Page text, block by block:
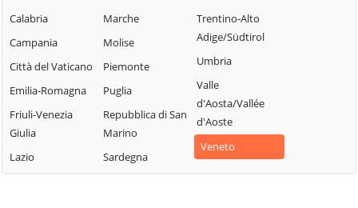
Campodarsego
Campodoro
Camposampiero
Candiana
Carmignano di
Brenta
Cartura
Casale di
Montegrotto
Terme
Padovana
Selvazzano
Dentro
Stanghella
Teolo
Terrassa
Padovana
Calabria
Campania
Città del Vaticano
Emilia-Romagna
Friuli-Venezia
Giulia
Lazio
Marche
Molise
Piemonte
Puglia
Repubblica di San
Marino
Sardegna
Trentino-Alto
Adige/Südtirol
Umbria
Valle
d'Aosta/Vallée
d'Aoste
Veneto